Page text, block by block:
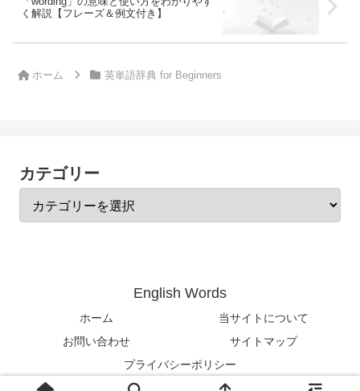
く解説【フレーズ＆例文付き】
ホーム 英単語辞典 for Beginners
カテゴリー
English Words
ホーム
当サイトについて
お問い合わせ
サイトマップ
プライバシーポリシー